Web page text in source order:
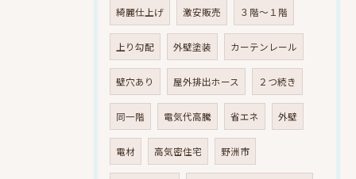
綺麗仕上げ 激安販売 ３階～１階
上り勾配 外壁塗装 カーテンレール
壁穴あり 屋外排出ホース ２つ続き
同一階 電気代高騰 省エネ 外壁
電材 高気密住宅 野洲市